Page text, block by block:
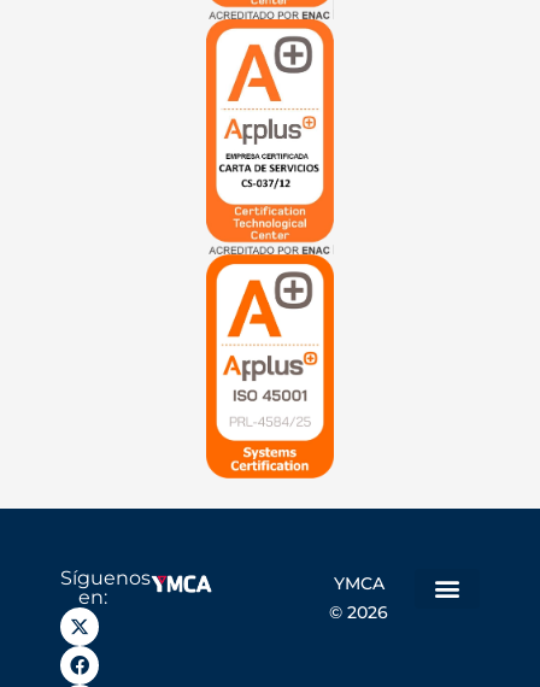
Síguenos
en:
YMCA
© 2026